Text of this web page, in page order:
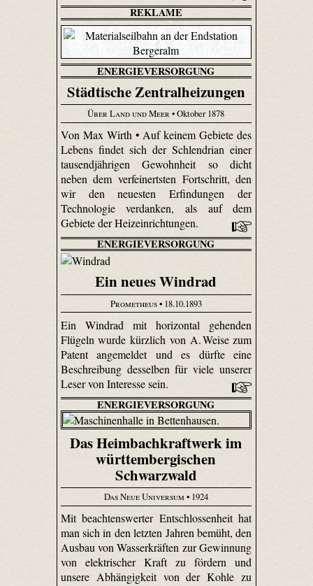
REKLAME
ENERGIEVERSORGUNG
Städtische Zentralheizungen
Über Land und Meer• Oktober 1878
Von Max Wirth • Auf keinem Gebiete des
Lebens findet sich der Schlendrian einer
tausendjährigen Gewohnheit so dicht
neben dem verfei­nertsten Fortschritt, den
wir den neuesten Erfindungen der
Technologie verdanken, als auf dem
Gebiete der Heizeinrichtungen.
ENERGIEVERSORGUNG
Ein neues Windrad
Prometheus• 18.10.1893
Ein Windrad mit horizontal gehenden
Flügeln wurde kürzlich von A. Weise zum
Patent angemeldet und es dürfte eine
Beschreibung desselben für viele unserer
Leser von Interesse sein.
ENERGIEVERSORGUNG
Das Heimbachkraftwerk im
württembergischen
Schwarzwald
Das Neue Universum • 1924
Mit beachtenswerter Entschlossenheit hat
man sich in den letzten Jahren bemüht, den
Ausbau von Wasserkräften zur Gewinnung
von elektrischer Kraft zu fördern und
unsere Abhängigkeit von der Kohle zu